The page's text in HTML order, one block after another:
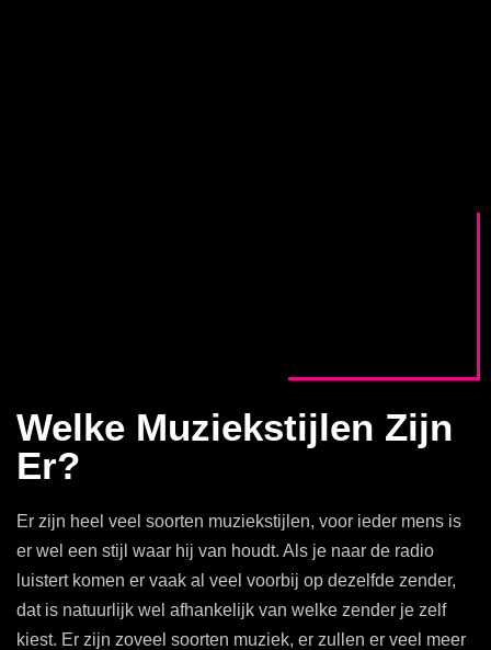
Welke Muziekstijlen Zijn
Er?
Er zijn heel veel soorten muziekstijlen, voor ieder mens is
er wel een stijl waar hij van houdt. Als je naar de radio
luistert komen er vaak al veel voorbij op dezelfde zender,
dat is natuurlijk wel afhankelijk van welke zender je zelf
kiest. Er zijn zoveel soorten muziek, er zullen er veel meer